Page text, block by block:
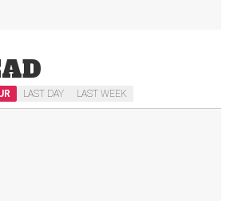
LAST DAY LAST WEEK